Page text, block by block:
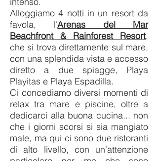
Alloggiamo 4 notti in un resort da
favola, l'Arenas del Mar
Beachfront & Rainforest Resort,
che si trova direttamente sul mare,
con una splendida vista e accesso
diretto a due spiagge, Playa
Playitas e Playa Espadilla.
Ci concediamo diversi momenti di
relax tra mare e piscine, oltre a
dedicarci alla buona cucina... non
che i giorni scorsi si sia mangiato
male, ma qui ci sono due ristoranti
di alto livello, con un'attenzione